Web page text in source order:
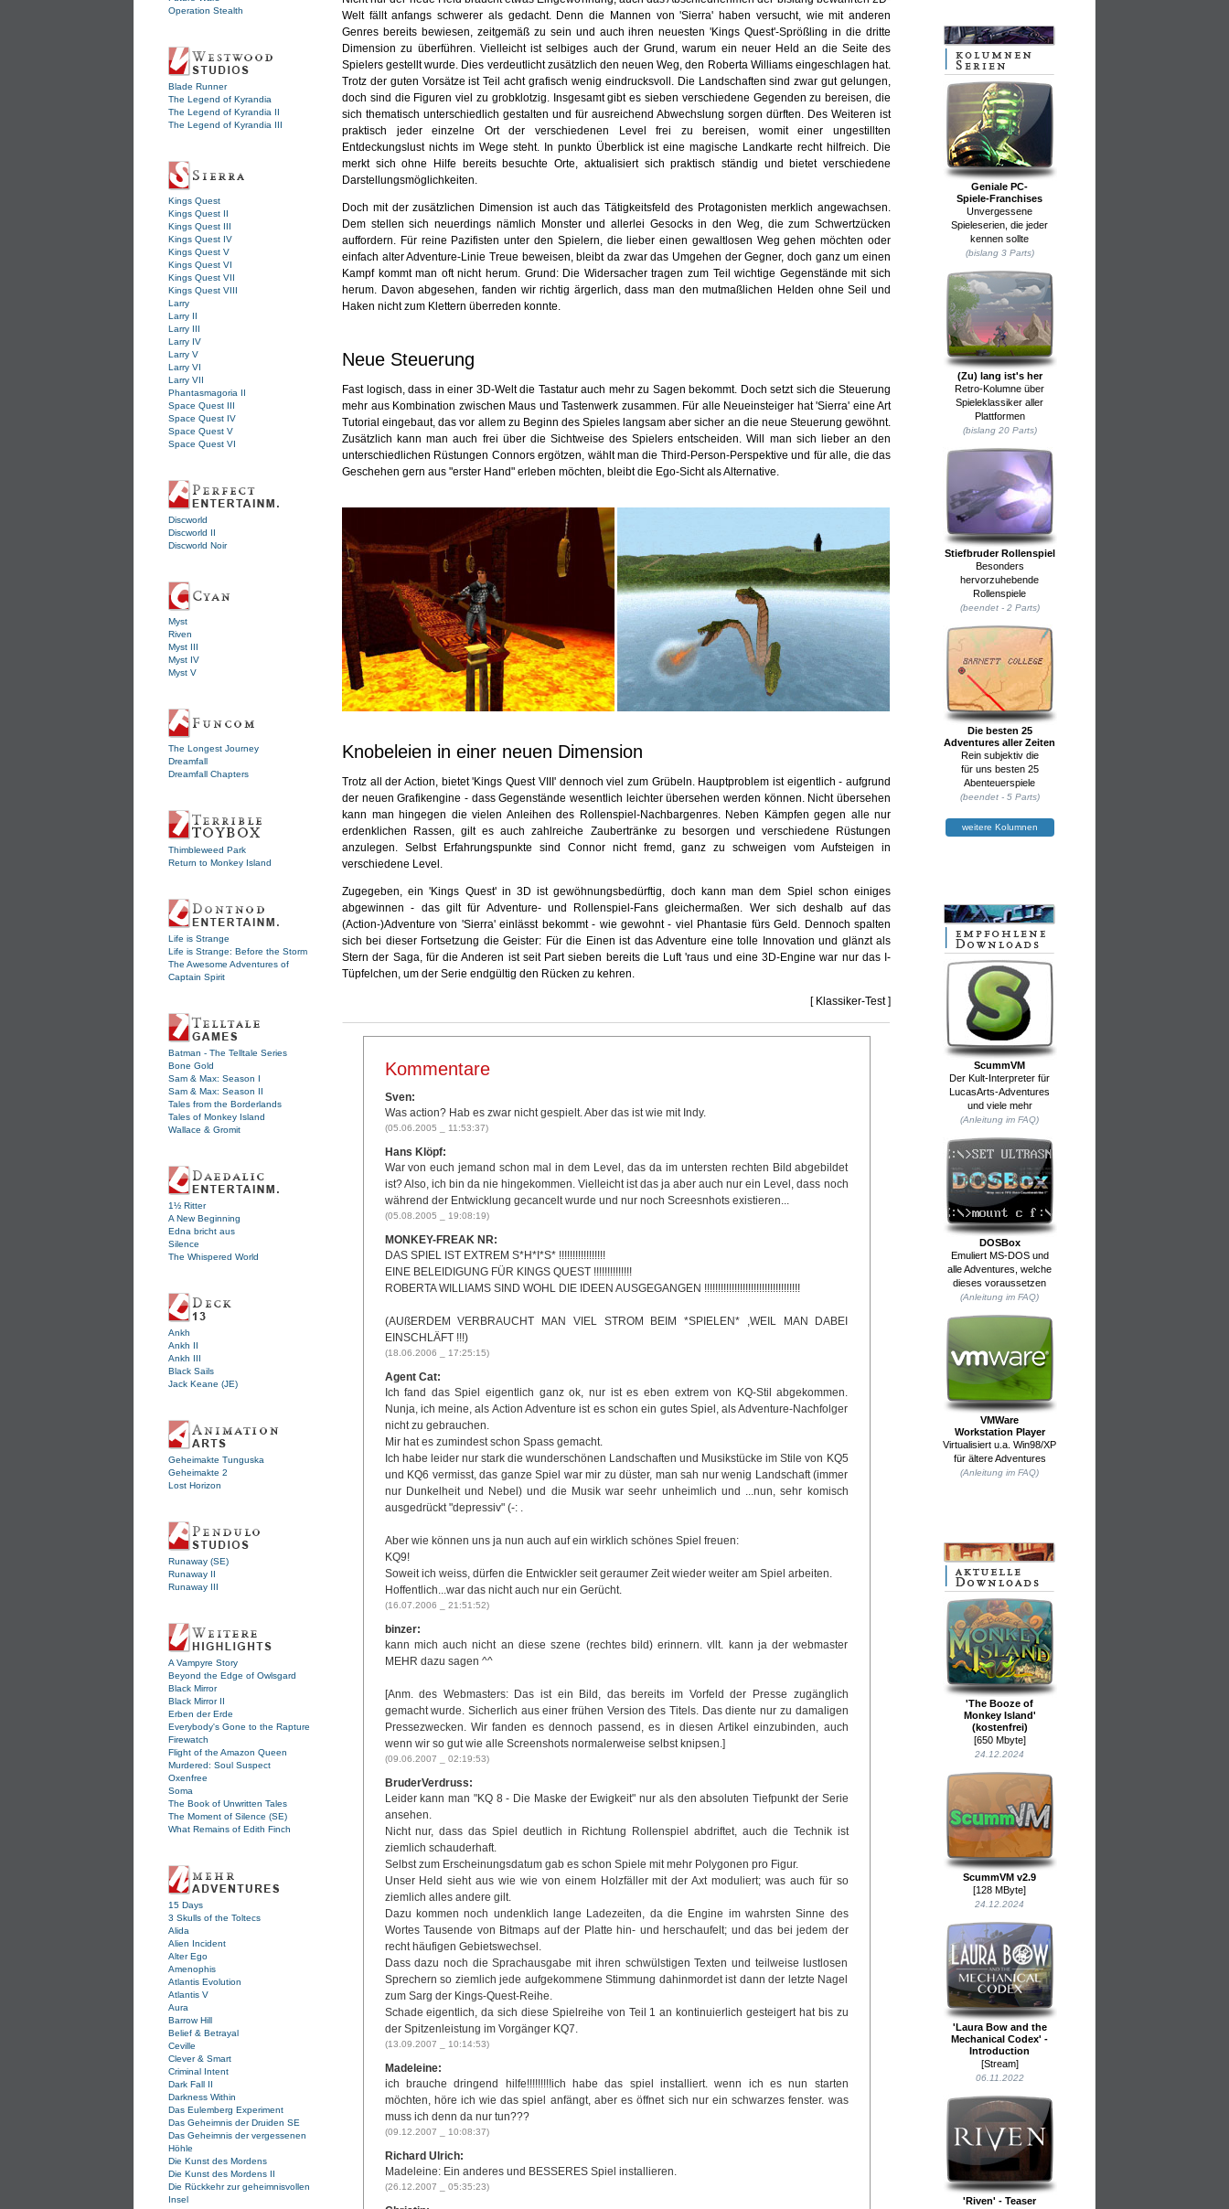
Operation Stealth
Blade Runner
The Legend of Kyrandia
The Legend of Kyrandia II
The Legend of Kyrandia III
Kings Quest
Kings Quest II
Kings Quest III
Kings Quest IV
Kings Quest V
Kings Quest VI
Kings Quest VII
Kings Quest VIII
Larry
Larry II
Larry III
Larry IV
Larry V
Larry VI
Larry VII
Phantasmagoria II
Space Quest III
Space Quest IV
Space Quest V
Space Quest VI
Discworld
Discworld II
Discworld Noir
Myst
Riven
Myst III
Myst IV
Myst V
The Longest Journey
Dreamfall
Dreamfall Chapters
Thimbleweed Park
Return to Monkey Island
Life is Strange
Life is Strange: Before the Storm
The Awesome Adventures of
Captain Spirit
Batman - The Telltale Series
Bone Gold
Sam & Max: Season I
Sam & Max: Season II
Tales from the Borderlands
Tales of Monkey Island
Wallace & Gromit
1½ Ritter
A New Beginning
Edna bricht aus
Silence
The Whispered World
Ankh
Ankh II
Ankh III
Black Sails
Jack Keane (JE)
Geheimakte Tunguska
Geheimakte 2
Lost Horizon
Runaway (SE)
Runaway II
Runaway III
A Vampyre Story
Beyond the Edge of Owlsgard
Black Mirror
Black Mirror II
Erben der Erde
Everybody's Gone to the Rapture
Firewatch
Flight of the Amazon Queen
Murdered: Soul Suspect
Oxenfree
Soma
The Book of Unwritten Tales
The Moment of Silence (SE)
What Remains of Edith Finch
15 Days
3 Skulls of the Toltecs
Alida
Alien Incident
Alter Ego
Amenophis
Atlantis Evolution
Atlantis V
Aura
Barrow Hill
Belief & Betrayal
Ceville
Clever & Smart
Criminal Intent
Dark Fall II
Darkness Within
Das Eulemberg Experiment
Das Geheimnis der Druiden SE
Das Geheimnis der vergessenen
Höhle
Die Kunst des Mordens
Die Kunst des Mordens II
Die Rückkehr zur geheimnisvollen
Insel
Welt fällt anfangs schwerer als gedacht. Denn die Mannen von 'Sierra' haben versucht, wie mit anderen
Genres bereits bewiesen, zeitgemäß zu sein und auch ihren neuesten 'Kings Quest'-Sprößling in die dritte
Dimension zu überführen. Vielleicht ist selbiges auch der Grund, warum ein neuer Held an die Seite des
Spielers gestellt wurde. Dies verdeutlicht zusätzlich den neuen Weg, den Roberta Williams eingeschlagen hat.
Trotz der guten Vorsätze ist Teil acht grafisch wenig eindrucksvoll. Die Landschaften sind zwar gut gelungen,
doch sind die Figuren viel zu grobklotzig. Insgesamt gibt es sieben verschiedene Gegenden zu bereisen, die
sich thematisch unterschiedlich gestalten und für ausreichend Abwechslung sorgen dürften. Des Weiteren ist
praktisch jeder einzelne Ort der verschiedenen Level frei zu bereisen, womit einer ungestillten
Entdeckungslust nichts im Wege steht. In punkto Überblick ist eine magische Landkarte recht hilfreich. Die
merkt sich ohne Hilfe bereits besuchte Orte, aktualisiert sich praktisch ständig und bietet verschiedene
Darstellungsmöglichkeiten.
Doch mit der zusätzlichen Dimension ist auch das Tätigkeitsfeld des Protagonisten merklich angewachsen.
Dem stellen sich neuerdings nämlich Monster und allerlei Gesocks in den Weg, die zum Schwertzücken
auffordern. Für reine Pazifisten unter den Spielern, die lieber einen gewaltlosen Weg gehen möchten oder
einfach alter Adventure-Linie Treue beweisen, bleibt da zwar das Umgehen der Gegner, doch ganz um einen
Kampf kommt man oft nicht herum. Grund: Die Widersacher tragen zum Teil wichtige Gegenstände mit sich
herum. Davon abgesehen, fanden wir richtig ärgerlich, dass man den mutmaßlichen Helden ohne Seil und
Haken nicht zum Klettern überreden konnte.
Neue Steuerung
Fast logisch, dass in einer 3D-Welt die Tastatur auch mehr zu Sagen bekommt. Doch setzt sich die Steuerung
mehr aus Kombination zwischen Maus und Tastenwerk zusammen. Für alle Neueinsteiger hat 'Sierra' eine Art
Tutorial eingebaut, das vor allem zu Beginn des Spieles langsam aber sicher an die neue Steuerung gewöhnt.
Zusätzlich kann man auch frei über die Sichtweise des Spielers entscheiden. Will man sich lieber an den
unterschiedlichen Rüstungen Connors ergötzen, wählt man die Third-Person-Perspektive und für alle, die das
Geschehen gern aus "erster Hand" erleben möchten, bleibt die Ego-Sicht als Alternative.
Knobeleien in einer neuen Dimension
Trotz all der Action, bietet 'Kings Quest VIII' dennoch viel zum Grübeln. Hauptproblem ist eigentlich - aufgrund
der neuen Grafikengine - dass Gegenstände wesentlich leichter übersehen werden können. Nicht übersehen
kann man hingegen die vielen Anleihen des Rollenspiel-Nachbargenres. Neben Kämpfen gegen alle nur
erdenklichen Rassen, gilt es auch zahlreiche Zaubertränke zu besorgen und verschiedene Rüstungen
anzulegen. Selbst Erfahrungspunkte sind Connor nicht fremd, ganz zu schweigen vom Aufsteigen in
verschiedene Level.
Zugegeben, ein 'Kings Quest' in 3D ist gewöhnungsbedürftig, doch kann man dem Spiel schon einiges
abgewinnen - das gilt für Adventure- und Rollenspiel-Fans gleichermaßen. Wer sich deshalb auf das
(Action-)Adventure von 'Sierra' einlässt bekommt - wie gewohnt - viel Phantasie fürs Geld. Dennoch spalten
sich bei dieser Fortsetzung die Geister: Für die Einen ist das Adventure eine tolle Innovation und glänzt als
Stern der Saga, für die Anderen ist seit Part sieben bereits die Luft 'raus und eine 3D-Engine war nur das I-
Tüpfelchen, um der Serie endgültig den Rücken zu kehren.
[ Klassiker-Test ]
Kommentare
Sven:
Was action? Hab es zwar nicht gespielt. Aber das ist wie mit Indy.
(05.06.2005 _ 11:53:37)
Hans Klöpf:
War von euch jemand schon mal in dem Level, das da im untersten rechten Bild abgebildet
ist? Also, ich bin da nie hingekommen. Vielleicht ist das ja aber auch nur ein Level, dass noch
während der Entwicklung gecancelt wurde und nur noch Screesnhots existieren...
(05.08.2005 _ 19:08:19)
MONKEY-FREAK NR:
DAS SPIEL IST EXTREM S*H*I*S* !!!!!!!!!!!!!!!!!
EINE BELEIDIGUNG FÜR KINGS QUEST !!!!!!!!!!!!!!
ROBERTA WILLIAMS SIND WOHL DIE IDEEN AUSGEGANGEN !!!!!!!!!!!!!!!!!!!!!!!!!!!!!!!!!!!
(AUßERDEM VERBRAUCHT MAN VIEL STROM BEIM *SPIELEN* ,WEIL MAN DABEI
EINSCHLÄFT !!!)
(18.06.2006 _ 17:25:15)
Agent Cat:
Ich fand das Spiel eigentlich ganz ok, nur ist es eben extrem von KQ-Stil abgekommen.
Nunja, ich meine, als Action Adventure ist es schon ein gutes Spiel, als Adventure-Nachfolger
nicht zu gebrauchen.
Mir hat es zumindest schon Spass gemacht.
Ich habe leider nur stark die wunderschönen Landschaften und Musikstücke im Stile von KQ5
und KQ6 vermisst, das ganze Spiel war mir zu düster, man sah nur wenig Landschaft (immer
nur Dunkelheit und Nebel) und die Musik war seehr unheimlich und ...nun, sehr komisch
ausgedrückt "depressiv" (-: .
Aber wie können uns ja nun auch auf ein wirklich schönes Spiel freuen:
KQ9!
Soweit ich weiss, dürfen die Entwickler seit geraumer Zeit wieder weiter am Spiel arbeiten.
Hoffentlich...war das nicht auch nur ein Gerücht.
(16.07.2006 _ 21:51:52)
binzer:
kann mich auch nicht an diese szene (rechtes bild) erinnern. vllt. kann ja der webmaster
MEHR dazu sagen ^^
[Anm. des Webmasters: Das ist ein Bild, das bereits im Vorfeld der Presse zugänglich
gemacht wurde. Sicherlich aus einer frühen Version des Titels. Das diente nur zu damaligen
Pressezwecken. Wir fanden es dennoch passend, es in diesen Artikel einzubinden, auch
wenn wir so gut wie alle Screenshots normalerweise selbst knipsen.]
(09.06.2007 _ 02:19:53)
BruderVerdruss:
Leider kann man "KQ 8 - Die Maske der Ewigkeit" nur als den absoluten Tiefpunkt der Serie
ansehen.
Nicht nur, dass das Spiel deutlich in Richtung Rollenspiel abdriftet, auch die Technik ist
ziemlich schauderhaft.
Selbst zum Erscheinungsdatum gab es schon Spiele mit mehr Polygonen pro Figur.
Unser Held sieht aus wie wie von einem Holzfäller mit der Axt moduliert; was auch für so
ziemlich alles andere gilt.
Dazu kommen noch undenklich lange Ladezeiten, da die Engine im wahrsten Sinne des
Wortes Tausende von Bitmaps auf der Platte hin- und herschaufelt; und das bei jedem der
recht häufigen Gebietswechsel.
Dass dazu noch die Sprachausgabe mit ihren schwülstigen Texten und teilweise lustlosen
Sprechern so ziemlich jede aufgekommene Stimmung dahinmordet ist dann der letzte Nagel
zum Sarg der Kings-Quest-Reihe.
Schade eigentlich, da sich diese Spielreihe von Teil 1 an kontinuierlich gesteigert hat bis zu
der Spitzenleistung im Vorgänger KQ7.
(13.09.2007 _ 10:14:53)
Madeleine:
ich brauche dringend hilfe!!!!!!!!!ich habe das spiel installiert. wenn ich es nun starten
möchten, höre ich wie das spiel anfängt, aber es öffnet sich nur ein schwarzes fenster. was
muss ich denn da nur tun???
(09.12.2007 _ 10:08:37)
Richard Ulrich:
Madeleine: Ein anderes und BESSERES Spiel installieren.
(26.12.2007 _ 05:35:23)
Geniale PC-
Spiele-Franchises
Unvergessene
Spieleserien, die jeder
kennen sollte
(bislang 3 Parts)
(Zu) lang ist's her
Retro-Kolumne über
Spieleklassiker aller
Plattformen
(bislang 20 Parts)
Stiefbruder Rollenspiel
Besonders
hervorzuhebende
Rollenspiele
(beendet - 2 Parts)
Die besten 25
Adventures aller Zeiten
Rein subjektiv die
für uns besten 25
Abenteuerspiele
(beendet - 5 Parts)
weitere Kolumnen
ScummVM
Der Kult-Interpreter für
LucasArts-Adventures
und viele mehr
(Anleitung im FAQ)
DOSBox
Emuliert MS-DOS und
alle Adventures, welche
dieses voraussetzen
(Anleitung im FAQ)
VMWare
Workstation Player
Virtualisiert u.a. Win98/XP
für ältere Adventures
(Anleitung im FAQ)
'The Booze of
Monkey Island'
(kostenfrei)
[650 Mbyte]
24.12.2024
ScummVM v2.9
[128 MByte]
24.12.2024
'Laura Bow and the
Mechanical Codex' -
Introduction
[Stream]
06.11.2022
'Riven' - Teaser